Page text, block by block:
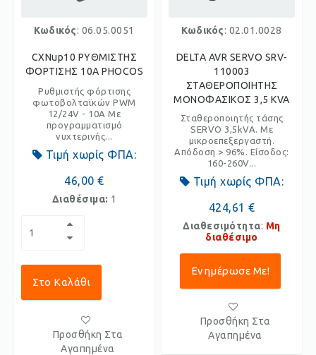
Κωδικός: 06.05.0051
CXNup10 ΡΥΘΜΙΣΤΗΣ
ΦΟΡΤΙΣΗΣ 10A PHOCOS
Ρυθμιστής φόρτισης
φωτοβολταϊκών PWM
12/24V - 10A Με
προγραμματισμό
νυχτερινής...
Τιμή χωρίς ΦΠΑ:
46,00 €
Διαθέσιμα: 1
Στο Καλάθι
Προσθήκη Στα
Αγαπημένα
Κωδικός: 02.01.0028
DELTA AVR SERVO SRV-
110003
ΣΤΑΘΕΡΟΠΟΙΗΤΗΣ
ΜΟΝΟΦΑΣΙΚΟΣ 3,5 KVA
Σταθεροποιητής τάσης
SERVO 3,5kVA. Με
μικροεπεξεργαστή.
Απόδοση > 96%. Είσοδος:
160-260V...
Τιμή χωρίς ΦΠΑ:
424,61 €
Διαθεσιμότητα: Μη
διαθέσιμο
Ενημέρωσε Με!
Προσθήκη Στα
Αγαπημένα